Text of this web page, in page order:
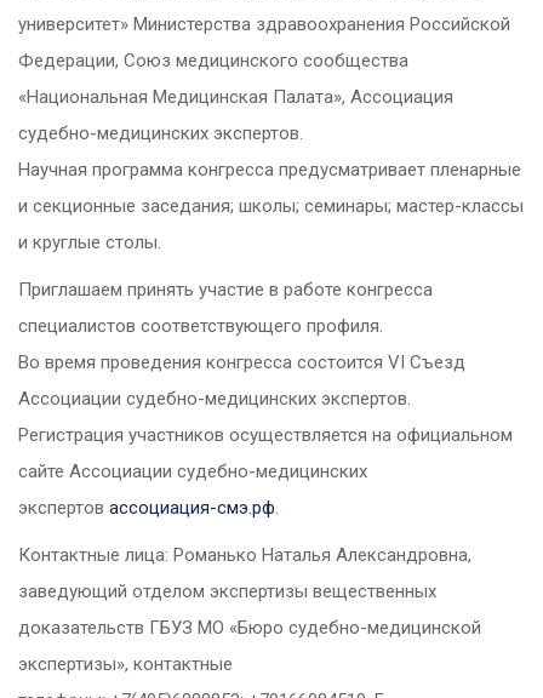
университет» Министерства здравоохранения Российской
Федерации, Союз медицинского сообщества
«Национальная Медицинская Палата», Ассоциация
судебно-медицинских экспертов.
Научная программа конгресса предусматривает пленарные
и секционные заседания; школы; семинары; мастер-классы
и круглые столы.
Приглашаем принять участие в работе конгресса
специалистов соответствующего профиля.
Во время проведения конгресса состоится VI Съезд
Ассоциации судебно-медицинских экспертов.
Регистрация участников осуществляется на официальном
сайте Ассоциации судебно-медицинских
экспертов ассоциация-смэ.рф.
Контактные лица: Романько Наталья Александровна,
заведующий отделом экспертизы вещественных
доказательств ГБУЗ МО «Бюро судебно-медицинской
экспертизы», контактные